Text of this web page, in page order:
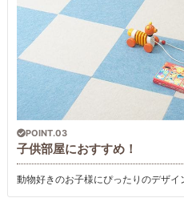
POINT.03
子供部屋におすすめ！
動物好きのお子様にぴったりのデザイ